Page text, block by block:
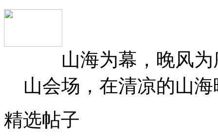
山海为幕，晚风为
山会场，在清凉的山
精选帖子